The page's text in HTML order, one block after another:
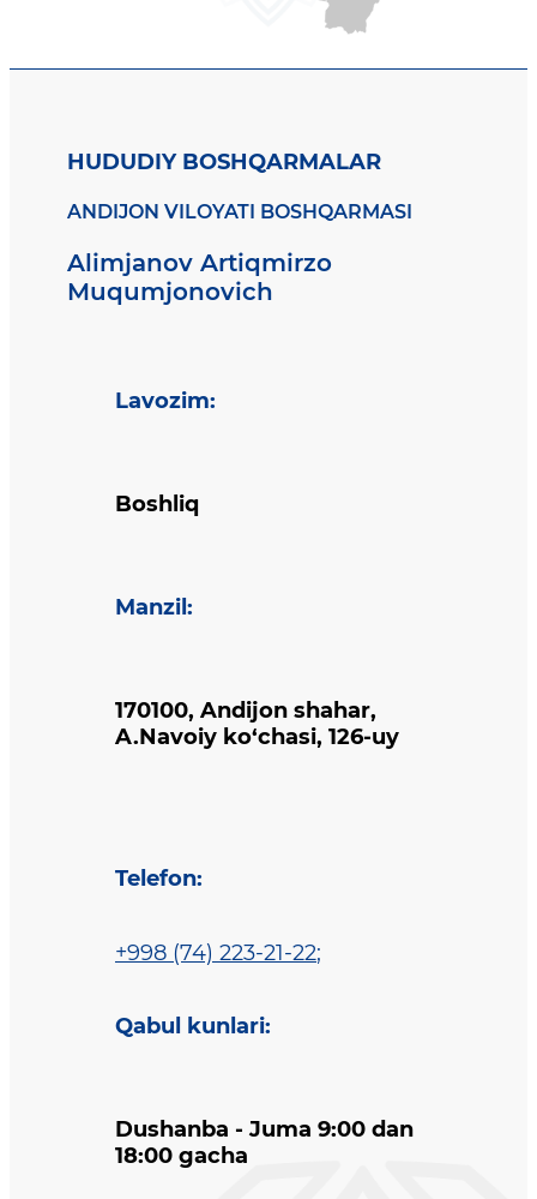
HUDUDIY BOSHQARMALAR
ANDIJON VILOYATI BOSHQARMASI
Alimjanov Artiqmirzo
Muqumjonovich
Lavozim:
Boshliq
Manzil :
170100, Andijon shahar,
A.Navoiy ko‘chasi, 126-uy
Telefon:
+998 (74) 223-21-22;
Qabul kunlari:
Dushanba - Juma 9:00 dan
18:00 gacha